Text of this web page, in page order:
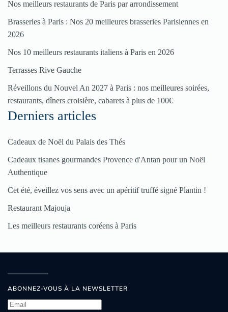
Nos meilleurs restaurants de Paris par arrondissement
Brasseries à Paris : Nos 20 meilleures brasseries Parisiennes en
2026
Nos 10 meilleurs restaurants italiens à Paris en 2026
Terrasses Rive Gauche
Réveillons du Nouvel An 2027 à Paris : nos meilleures soirées,
restaurants, dîners croisière, cabarets à plus de 100€
Derniers articles
Cadeaux de Noël du Palais des Thés
Cadeaux tisanes gourmandes Provence d'Antan pour un Noël
Authentique
Cet été, éveillez vos sens avec un apéritif truffé signé Plantin !
Restaurant Majouja
Les meilleurs restaurants coréens à Paris
ABONNEZ-VOUS À LA NEWSLETTER